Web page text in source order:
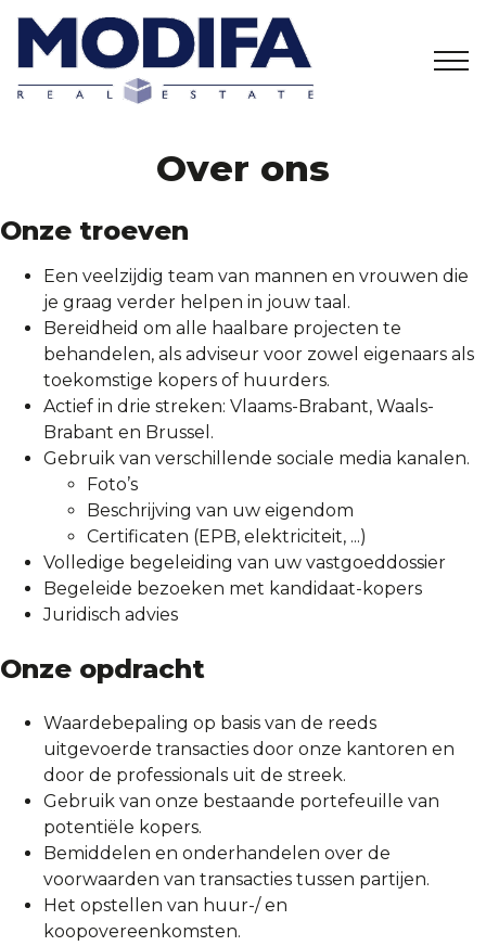
Te koop
Te huur
Nieuwbouw
Over ons
Onze kantoren
Contact
Waardebepaling
02/358 27 01
Over ons
Onze troeven
Een veelzijdig team van mannen en vrouwen die
je graag verder helpen in jouw taal.
Bereidheid om alle haalbare projecten te
behandelen, als adviseur voor zowel eigenaars als
toekomstige kopers of huurders.
Actief in drie streken: Vlaams-Brabant, Waals-
Brabant en Brussel.
Gebruik van verschillende sociale media kanalen.
Foto’s
Beschrijving van uw eigendom
Certificaten (EPB, elektriciteit, ...)
Volledige begeleiding van uw vastgoeddossier
Begeleide bezoeken met kandidaat-kopers
Juridisch advies
Onze opdracht
Waardebepaling op basis van de reeds
uitgevoerde transacties door onze kantoren en
door de professionals uit de streek.
Gebruik van onze bestaande portefeuille van
potentiële kopers.
Bemiddelen en onderhandelen over de
voorwaarden van transacties tussen partijen.
Het opstellen van huur-/ en
koopovereenkomsten.